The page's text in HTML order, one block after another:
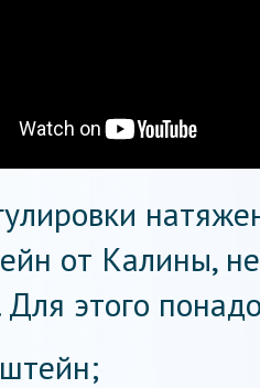
от Калины,
Для этого